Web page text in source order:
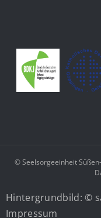
© Seelsorgeeinheit
Hintergrundbild: ©
Impressum